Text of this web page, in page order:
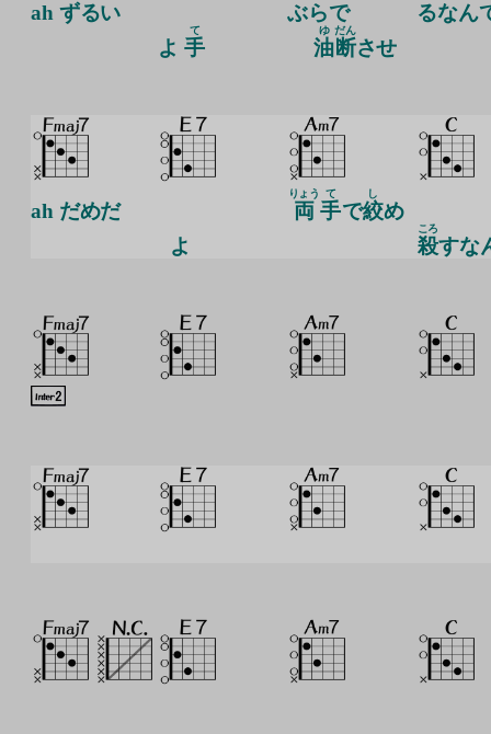
ah ずるい
よ手
て
ぶらで
油
ゆ
断
だん
させ
るなん
ah だめだ
よ
両
りょう
手
て
で絞
し
め
殺
ころ
すな